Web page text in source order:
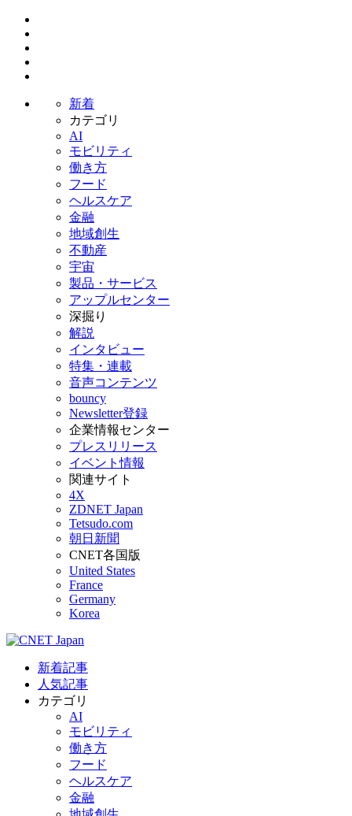
新着
カテゴリ
AI
モビリティ
働き方
フード
ヘルスケア
金融
地域創生
不動産
宇宙
製品・サービス
アップルセンター
深掘り
解説
インタビュー
特集・連載
音声コンテンツ
bouncy
Newsletter登録
企業情報センター
プレスリリース
イベント情報
関連サイト
4X
ZDNET Japan
Tetsudo.com
朝日新聞
CNET各国版
United States
France
Germany
Korea
新着記事
人気記事
カテゴリ
AI
モビリティ
働き方
フード
ヘルスケア
金融